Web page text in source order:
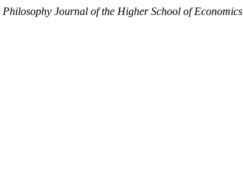
Philosophy Journal of the Higher School of Economics